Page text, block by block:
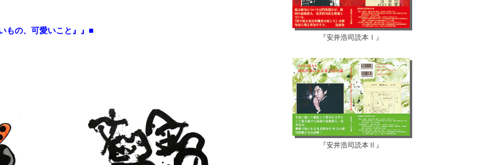
もの、可愛いこと』』■
『安井浩司読本Ⅰ』
『安井浩司読本Ⅱ』